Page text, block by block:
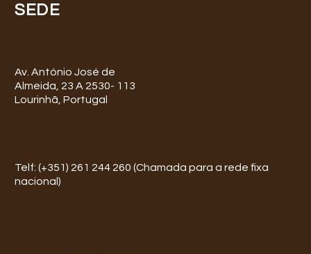
SEDE
Av. António José de
Almeida, 23 A 2530- 113
Lourinhã, Portugal
Telf: (+351) 261 244 260 (Chamada para a rede fixa
nacional)